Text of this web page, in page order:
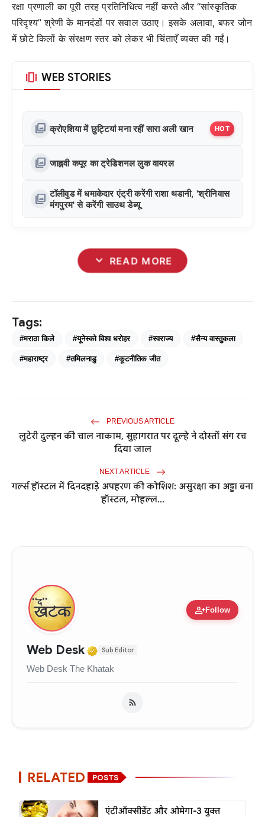
रक्षा प्रणाली का पूरी तरह प्रतिनिधित्व नहीं करते और “सांस्कृतिक
परिदृश्य” श्रेणी के मानदंडों पर सवाल उठाए। इसके अलावा, बफर जोन
में छोटे किलों के संरक्षण स्तर को लेकर भी चिंताएँ व्यक्त की गईं।
amp_stories WEB STORIES
photo_library क्रोएशिया में छुट्टियां मना रहीं सारा अली खान HOT
photo_library जाह्नवी कपूर का ट्रेडिशनल लुक वायरल
photo_library टॉलीवुड में धमाकेदार एंट्री करेंगी राशा थडानी, 'श्रीनिवास
मंगपुरम' से करेंगी साउथ डेब्यू
expand_more READ MORE
Tags:
#मराठा किले #यूनेस्को विश्व धरोहर #स्वराज्य #सैन्य वास्तुकला
#महाराष्ट्र #तमिलनाडु #कूटनीतिक जीत
PREVIOUS ARTICLE
लुटेरी दुल्हन की चाल नाकाम, सुहागरात पर दूल्हे ने दोस्तों संग रच
दिया जाल
NEXT ARTICLE
गर्ल्स हॉस्टल में दिनदहाड़े अपहरण की कोशिश: असुरक्षा का अड्डा बना
हॉस्टल, मोहल्ल...
person_addFollow
Web Desk Verified Media or
Sub Editor
Web Desk The Khatak
RELATED POSTS
एंटीऑक्सीडेंट और ओमेगा-3 युक्त